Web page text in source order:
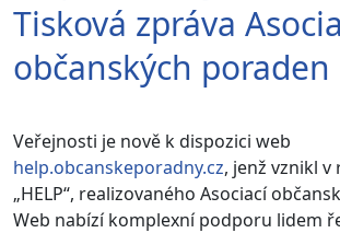
Tisková zpráva
občanských poraden
Veřejnosti je nově k dispozici web
help.obcanskeporadny.cz, jenž vznikl
„HELP“, realizovaného Asociací
Web nabízí komplexní podporu lidem